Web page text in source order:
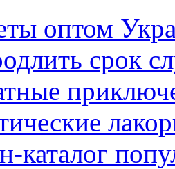
оптом
срок
каталог